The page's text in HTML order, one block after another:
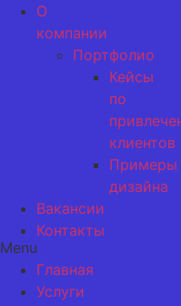
О
компании
Портфолио
Кейсы
по
клиентов
Примеры
дизайна
Вакансии
Контакты
Menu
Главная
Услуги